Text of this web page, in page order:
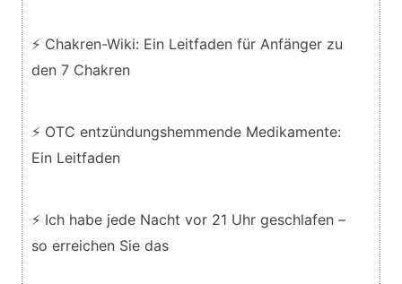
⚡ Chakren-Wiki: Ein Leitfaden für Anfänger zu
den 7 Chakren
⚡ OTC entzündungshemmende Medikamente:
Ein Leitfaden
⚡ Ich habe jede Nacht vor 21 Uhr geschlafen –
so erreichen Sie das